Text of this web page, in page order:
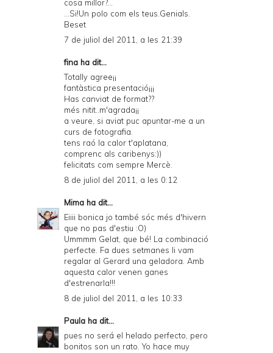
cosa millor?...
...Si!Un polo com els teus.Genials.
Beset
7 de juliol del 2011, a les 21:39
fina ha dit...
Totally agree¡¡
fantàstica presentació¡¡¡
Has canviat de format??
més nitit..m'agrada¡¡
a veure, si aviat puc apuntar-me a un
curs de fotografia.
tens raó la calor t'aplatana,
comprenc als caribenys:))
felicitats com sempre Mercè.
8 de juliol del 2011, a les 0:12
Mima ha dit...
Eiiii bonica jo també sóc més d'hivern
que no pas d'estiu :O)
Ummmm Gelat, que bé! La combinació
perfecte. Fa dues setmanes li vam
regalar al Gerard una geladora. Amb
aquesta calor venen ganes
d'estrenarla!!!
8 de juliol del 2011, a les 10:33
Paula ha dit...
pues no será el helado perfecto, pero
bonitos son un rato. Yo hace muy